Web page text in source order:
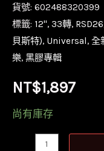
貨號: 602488320399
標籤: 12'', 33轉, RSD26
貝斯特), Universal, 全
樂, 黑膠專輯
NT$1,897
尚有庫存